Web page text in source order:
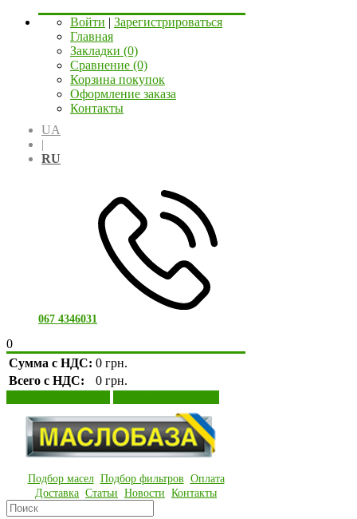
Войти | Зарегистрироваться
Главная
Закладки (0)
Сравнение (0)
Корзина покупок
Оформление заказа
Контакты
UA
|
RU
067 4346031
0
Сумма с НДС: 0 грн.
Всего с НДС:
0 грн.
Подбор масел Подбор фильтров Оплата
Доставка Статьи Новости Контакты